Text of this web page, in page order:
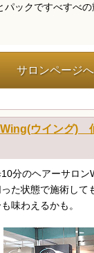
パックですべすべ
サロンページ
ウイング)
分のヘアーサロン
た状態で施術して
味わえるかも。